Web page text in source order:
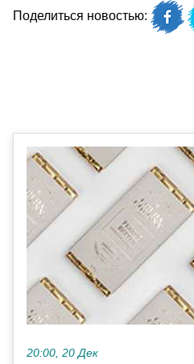
Поделиться новостью:
20:00, 20 Дек